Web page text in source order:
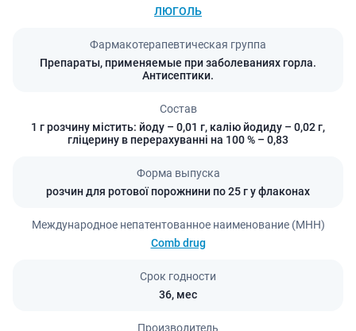
ЛЮГОЛЬ
Фармакотерапевтическая группа
Препараты, применяемые при заболеваниях горла.
Антисептики.
Состав
1 г розчину містить: йоду – 0,01 г, калію йодиду – 0,02 г,
гліцерину в перерахуванні на 100 % – 0,83
Форма выпуска
розчин для ротової порожнини по 25 г у флаконах
Международное непатентованное наименование (МНН)
Comb drug
Срок годности
36, мес
Производитель